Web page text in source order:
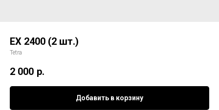
EX 2400 (2 шт.)
Tetra
2 000 р.
Добавить в корзину